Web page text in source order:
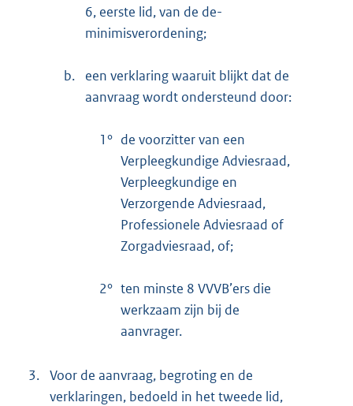
6, eerste lid, van de de-
minimisverordening;
b.
een verklaring waaruit blijkt dat de
aanvraag wordt ondersteund door:
1° de voorzitter van een
Verpleegkundige Adviesraad,
Verpleegkundige en
Verzorgende Adviesraad,
Professionele Adviesraad of
Zorgadviesraad, of;
2° ten minste 8 VVVB’ers die
werkzaam zijn bij de
aanvrager.
3. Voor de aanvraag, begroting en de
verklaringen, bedoeld in het tweede lid,